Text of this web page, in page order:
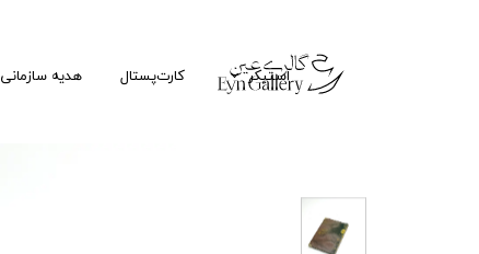
استیکر کارت‌پستال هدیه سازمانی